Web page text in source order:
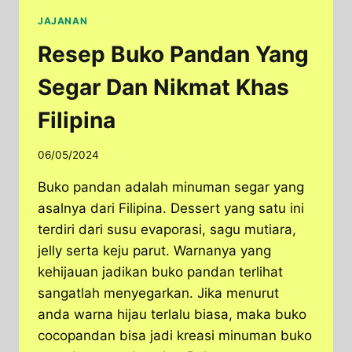
JAJANAN
Resep Buko Pandan Yang
Segar Dan Nikmat Khas
Filipina
06/05/2024
Buko pandan adalah minuman segar yang
asalnya dari Filipina. Dessert yang satu ini
terdiri dari susu evaporasi, sagu mutiara,
jelly serta keju parut. Warnanya yang
kehijauan jadikan buko pandan terlihat
sangatlah menyegarkan. Jika menurut
anda warna hijau terlalu biasa, maka buko
cocopandan bisa jadi kreasi minuman buko